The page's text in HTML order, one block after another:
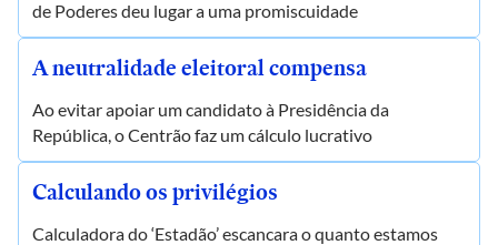
de Poderes deu lugar a uma promiscuidade
A neutralidade eleitoral compensa
Ao evitar apoiar um candidato à Presidência da
República, o Centrão faz um cálculo lucrativo
Calculando os privilégios
Calculadora do ‘Estadão’ escancara o quanto estamos